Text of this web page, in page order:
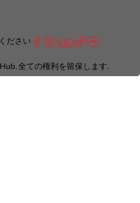
ださい
全ての権利を留保します.